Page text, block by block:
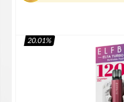
In den
20.01%